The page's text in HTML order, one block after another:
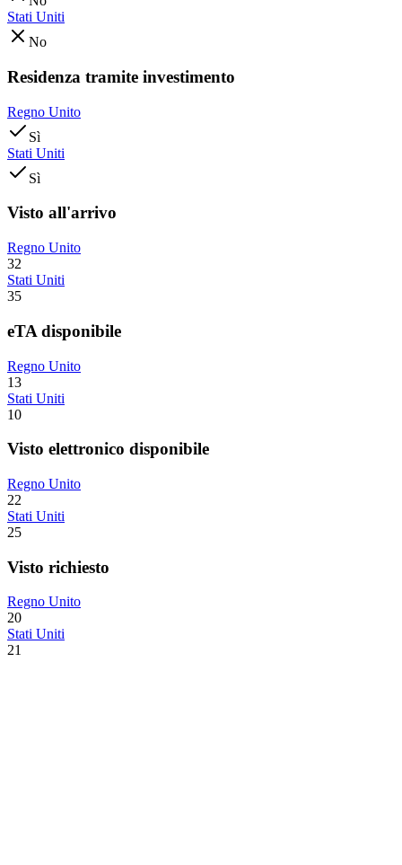
Stati Uniti
No
Residenza tramite investimento
Regno Unito
Sì
Stati Uniti
Sì
Visto all'arrivo
Regno Unito
32
Stati Uniti
35
eTA disponibile
Regno Unito
13
Stati Uniti
10
Visto elettronico disponibile
Regno Unito
22
Stati Uniti
25
Visto richiesto
Regno Unito
20
Stati Uniti
21